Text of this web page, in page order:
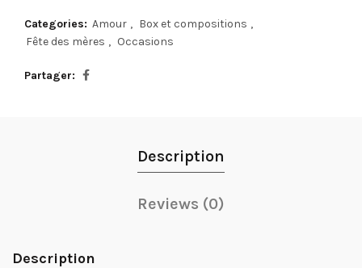
Categories: Amour , Box et compositions ,
Fête des mères , Occasions
Partager
Description
Reviews (0)
Description